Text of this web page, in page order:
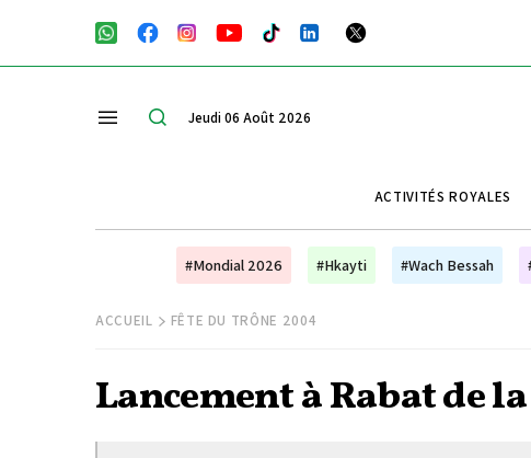
Jeudi 06 Août 2026
ACTIVITÉS ROYALES
#Mondial 2026 #Hkayti #Wach Bessah
ACCUEIL FÊTE DU TRÔNE 2004
Lancement à Rabat de